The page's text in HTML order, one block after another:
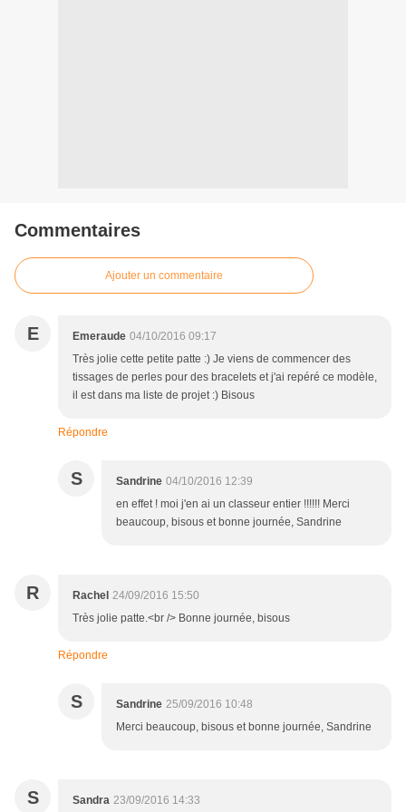
Commentaires
Ajouter un commentaire
E Emeraude 04/10/2016 09:17
Très jolie cette petite patte :) Je viens de commencer des
tissages de perles pour des bracelets et j'ai repéré ce modèle,
il est dans ma liste de projet :) Bisous
Répondre
S Sandrine 04/10/2016 12:39
en effet ! moi j'en ai un classeur entier !!!!!! Merci
beaucoup, bisous et bonne journée, Sandrine
R Rachel 24/09/2016 15:50
Très jolie patte.<br /> Bonne journée, bisous
Répondre
S Sandrine 25/09/2016 10:48
Merci beaucoup, bisous et bonne journée, Sandrine
S Sandra 23/09/2016 14:33